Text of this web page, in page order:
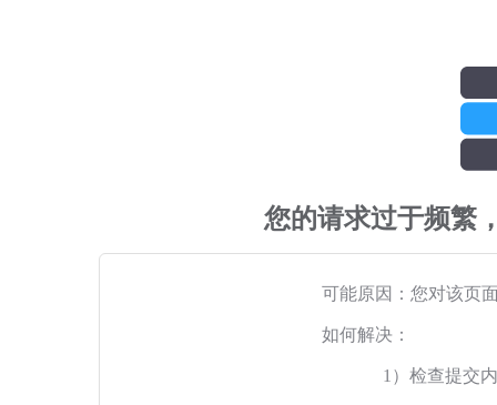
您的请求过于频繁
可能原因：您对该页
如何解决：
1）检查提交